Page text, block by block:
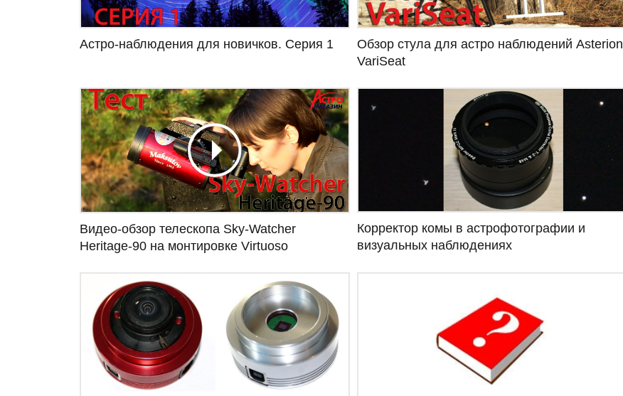
Астро-наблюдения для новичков. Серия 1
Обзор стула для астро наблюдений Asterion
VariSeat
Видео-обзор телескопа Sky-Watcher
Heritage-90 на монтировке Virtuoso
Корректор комы в астрофотографии и
визуальных наблюдениях